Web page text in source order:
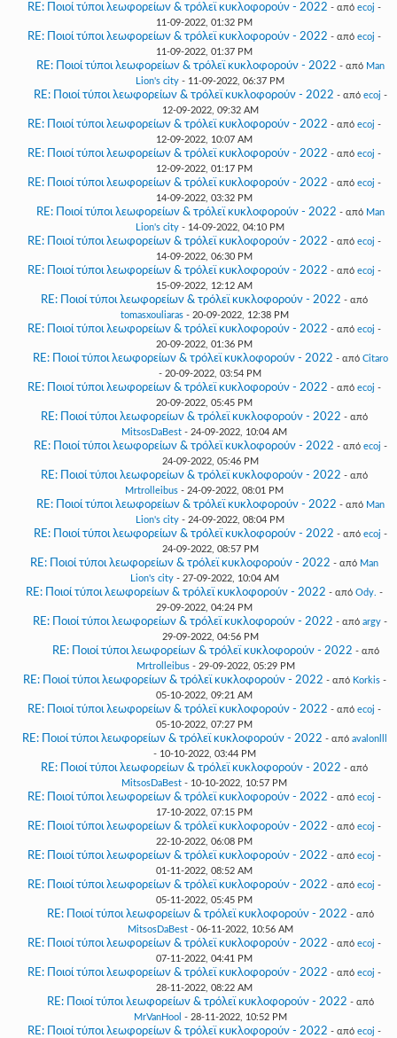
RE: Ποιοί τύποι λεωφορείων & τρόλεϊ κυκλοφορούν - 2022 - από ecoj -
11-09-2022, 01:32 PM
RE: Ποιοί τύποι λεωφορείων & τρόλεϊ κυκλοφορούν - 2022 - από ecoj -
11-09-2022, 01:37 PM
RE: Ποιοί τύποι λεωφορείων & τρόλεϊ κυκλοφορούν - 2022 - από Man
Lion's city - 11-09-2022, 06:37 PM
RE: Ποιοί τύποι λεωφορείων & τρόλεϊ κυκλοφορούν - 2022 - από ecoj -
12-09-2022, 09:32 AM
RE: Ποιοί τύποι λεωφορείων & τρόλεϊ κυκλοφορούν - 2022 - από ecoj -
12-09-2022, 10:07 AM
RE: Ποιοί τύποι λεωφορείων & τρόλεϊ κυκλοφορούν - 2022 - από ecoj -
12-09-2022, 01:17 PM
RE: Ποιοί τύποι λεωφορείων & τρόλεϊ κυκλοφορούν - 2022 - από ecoj -
14-09-2022, 03:32 PM
RE: Ποιοί τύποι λεωφορείων & τρόλεϊ κυκλοφορούν - 2022 - από Man
Lion's city - 14-09-2022, 04:10 PM
RE: Ποιοί τύποι λεωφορείων & τρόλεϊ κυκλοφορούν - 2022 - από ecoj -
14-09-2022, 06:30 PM
RE: Ποιοί τύποι λεωφορείων & τρόλεϊ κυκλοφορούν - 2022 - από ecoj -
15-09-2022, 12:12 AM
RE: Ποιοί τύποι λεωφορείων & τρόλεϊ κυκλοφορούν - 2022 - από
tomasxouliaras- 20-09-2022, 12:38 PM
RE: Ποιοί τύποι λεωφορείων & τρόλεϊ κυκλοφορούν - 2022 - από ecoj -
20-09-2022, 01:36 PM
RE: Ποιοί τύποι λεωφορείων & τρόλεϊ κυκλοφορούν - 2022 - από Citaro
- 20-09-2022, 03:54 PM
RE: Ποιοί τύποι λεωφορείων & τρόλεϊ κυκλοφορούν - 2022 - από ecoj -
20-09-2022, 05:45 PM
RE: Ποιοί τύποι λεωφορείων & τρόλεϊ κυκλοφορούν - 2022 - από
MitsosDaBest - 24-09-2022, 10:04 AM
RE: Ποιοί τύποι λεωφορείων & τρόλεϊ κυκλοφορούν - 2022 - από ecoj -
24-09-2022, 05:46 PM
RE: Ποιοί τύποι λεωφορείων & τρόλεϊ κυκλοφορούν - 2022 - από
Mrtrolleibus - 24-09-2022, 08:01 PM
RE: Ποιοί τύποι λεωφορείων & τρόλεϊ κυκλοφορούν - 2022 - από Man
Lion's city - 24-09-2022, 08:04 PM
RE: Ποιοί τύποι λεωφορείων & τρόλεϊ κυκλοφορούν - 2022 - από ecoj -
24-09-2022, 08:57 PM
RE: Ποιοί τύποι λεωφορείων & τρόλεϊ κυκλοφορούν - 2022 - από Man
Lion's city- 27-09-2022, 10:04 AM
RE: Ποιοί τύποι λεωφορείων & τρόλεϊ κυκλοφορούν - 2022 - από Ody. -
29-09-2022, 04:24 PM
RE: Ποιοί τύποι λεωφορείων & τρόλεϊ κυκλοφορούν - 2022 - από argy -
29-09-2022, 04:56 PM
RE: Ποιοί τύποι λεωφορείων & τρόλεϊ κυκλοφορούν - 2022 - από
Mrtrolleibus - 29-09-2022, 05:29 PM
RE: Ποιοί τύποι λεωφορείων & τρόλεϊ κυκλοφορούν - 2022 - από Korkis-
05-10-2022, 09:21 AM
RE: Ποιοί τύποι λεωφορείων & τρόλεϊ κυκλοφορούν - 2022 - από ecoj -
05-10-2022, 07:27 PM
RE: Ποιοί τύποι λεωφορείων & τρόλεϊ κυκλοφορούν - 2022 - από avalonlll
- 10-10-2022, 03:44 PM
RE: Ποιοί τύποι λεωφορείων & τρόλεϊ κυκλοφορούν - 2022 - από
MitsosDaBest - 10-10-2022, 10:57 PM
RE: Ποιοί τύποι λεωφορείων & τρόλεϊ κυκλοφορούν - 2022 - από ecoj -
17-10-2022, 07:15 PM
RE: Ποιοί τύποι λεωφορείων & τρόλεϊ κυκλοφορούν - 2022 - από ecoj -
22-10-2022, 06:08 PM
RE: Ποιοί τύποι λεωφορείων & τρόλεϊ κυκλοφορούν - 2022 - από ecoj -
01-11-2022, 08:52 AM
RE: Ποιοί τύποι λεωφορείων & τρόλεϊ κυκλοφορούν - 2022 - από ecoj -
05-11-2022, 05:45 PM
RE: Ποιοί τύποι λεωφορείων & τρόλεϊ κυκλοφορούν - 2022 - από
MitsosDaBest- 06-11-2022, 10:56 AM
RE: Ποιοί τύποι λεωφορείων & τρόλεϊ κυκλοφορούν - 2022 - από ecoj -
07-11-2022, 04:41 PM
RE: Ποιοί τύποι λεωφορείων & τρόλεϊ κυκλοφορούν - 2022 - από ecoj -
28-11-2022, 08:22 AM
RE: Ποιοί τύποι λεωφορείων & τρόλεϊ κυκλοφορούν - 2022 - από
MrVanHool - 28-11-2022, 10:52 PM
RE: Ποιοί τύποι λεωφορείων & τρόλεϊ κυκλοφορούν - 2022 - από ecoj -